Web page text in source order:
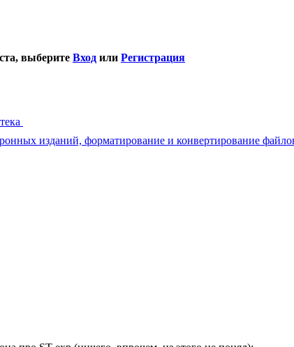
выберите Вход или Регистрация
изданий, форматирование и конвертирование